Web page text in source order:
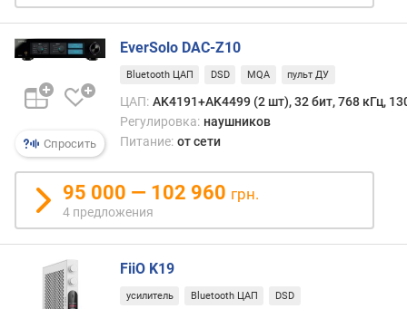
т
ь
А
П
б
и
т
)
о
т
н
о
Спросить
EverSolo DAC-Z10
Bluetooth ЦАП DSD MQA пульт ДУ
ЦАП: AK4191+AK4499 (2 шт), 32 бит, 768 кГц,
Регулировка: наушников
Питание: от сети
95 000 — 102 960 грн.
4 предложения
FiiO K19
усилитель Bluetooth ЦАП DSD